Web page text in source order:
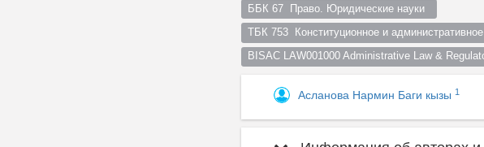
ББК 67  Право. Юридические науки
ТБК 753  Конституционное и
BISAC LAW001000 Administrative Law &
Асланова Нармин Баги кызы 1